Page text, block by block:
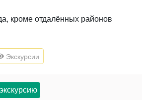
кроме отдалённых районов
Экскурсии